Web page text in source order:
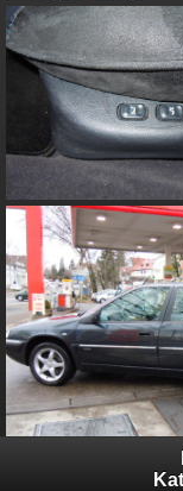
Mobile.de:ssä